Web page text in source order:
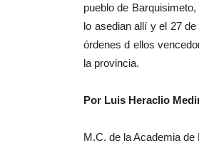
pueblo de
lo asedian allí y el 27
órdenes d ellos
la provincia.
Por Luis Heraclio
M.C. de la Academia